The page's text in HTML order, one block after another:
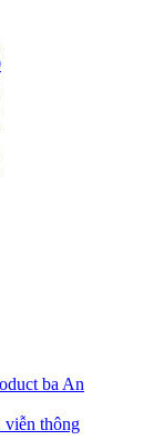
ba An
viễn thông